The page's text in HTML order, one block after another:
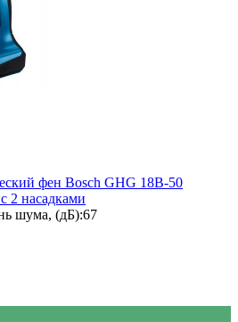
фен Bosch GHG 18B-50
2 насадками
шума, (дБ):67